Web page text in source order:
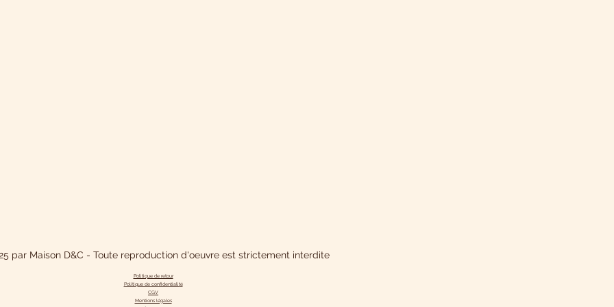
par Maison D&C - Toute reproduction d'oeuvre est strictement interdite
Politique de retour
Politique de confidentialité
CGV
Mentions légales